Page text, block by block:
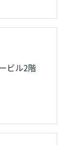
ビル2階